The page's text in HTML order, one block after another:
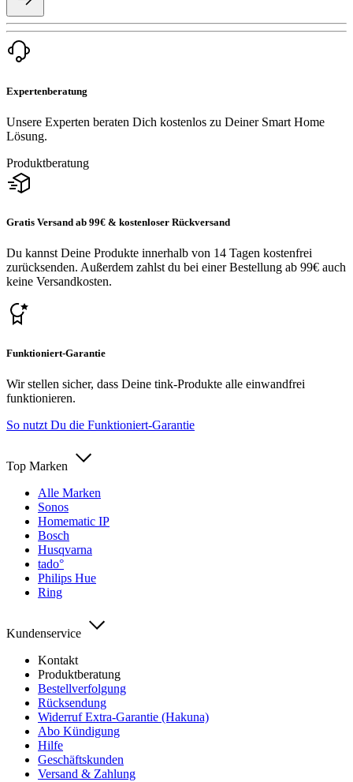
Expertenberatung
Unsere Experten beraten Dich kostenlos zu Deiner Smart Home
Lösung.
Produktberatung
Gratis Versand ab 99€ & kostenloser Rückversand
Du kannst Deine Produkte innerhalb von 14 Tagen kostenfrei
zurücksenden. Außerdem zahlst du bei einer Bestellung ab 99€ auch
keine Versandkosten.
Funktioniert-Garantie
Wir stellen sicher, dass Deine tink-Produkte alle einwandfrei
funktionieren.
So nutzt Du die Funktioniert-Garantie
Top Marken
Alle Marken
Sonos
Homematic IP
Bosch
Husqvarna
tado°
Philips Hue
Ring
Kundenservice
Kontakt
Produktberatung
Bestellverfolgung
Rücksendung
Widerruf Extra-Garantie (Hakuna)
Abo Kündigung
Hilfe
Geschäftskunden
Versand & Zahlung